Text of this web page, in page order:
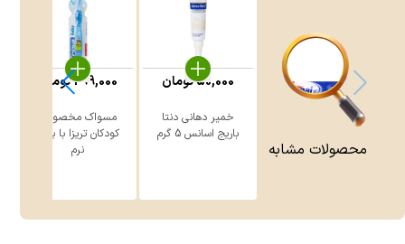
محصولات مشابه
خمیر دهانی دنتا
باریج اسانس 5 گرم
50,000تومان
مسواک مخصوص
کودکان تریزا با برس
نرم
299,000تومان